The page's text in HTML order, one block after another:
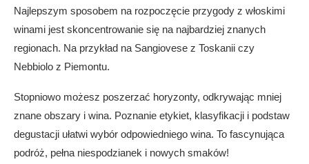
Najlepszym sposobem na rozpoczęcie przygody z włoskimi
winami jest skoncentrowanie się na najbardziej znanych
regionach. Na przykład na Sangiovese z Toskanii czy
Nebbiolo z Piemontu.
Stopniowo możesz poszerzać horyzonty, odkrywając mniej
znane obszary i wina. Poznanie etykiet, klasyfikacji i podstaw
degustacji ułatwi wybór odpowiedniego wina. To fascynująca
podróż, pełna niespodzianek i nowych smaków!